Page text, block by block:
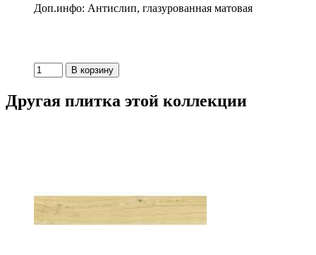
Доп.инфо: Антислип, глазурованная матовая
Другая плитка этой коллекции